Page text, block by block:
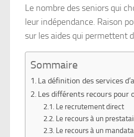
Le nombre des seniors qui
leur indépendance. Raison
sur les aides qui permettent
Sommaire
La définition des services
Les différents recours pour
Le recrutement direct
Le recours à un
Le recours à un